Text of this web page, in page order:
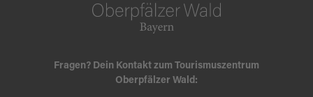
Fragen? Dein Kontakt zum Tourismuszentrum
Oberpfälzer Wald: